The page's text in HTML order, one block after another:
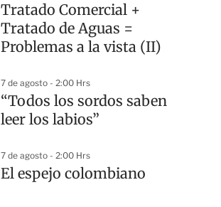
Tratado Comercial +
Tratado de Aguas =
Problemas a la vista (II)
7 de agosto - 2:00 Hrs
“Todos los sordos saben
leer los labios”
7 de agosto - 2:00 Hrs
El espejo colombiano